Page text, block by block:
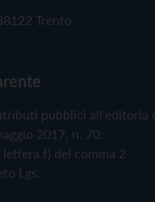
Trento
pubblici all'editoria
2017, n. 70.
lettera f) del comma 2
Lgs.